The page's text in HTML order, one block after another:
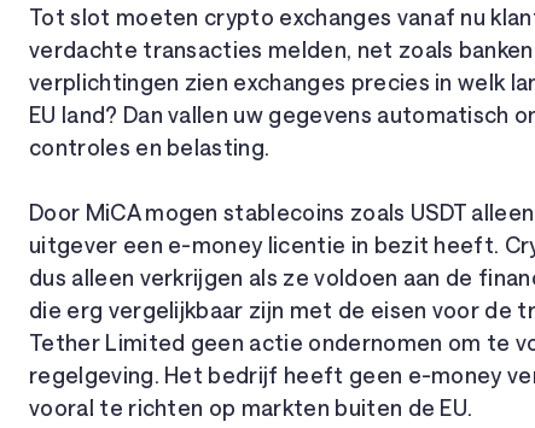
Tot slot moeten crypto exchanges vanaf nu
verdachte transacties melden, net zoals
verplichtingen zien exchanges precies in welk
EU land? Dan vallen uw gegevens automatisch
controles en belasting.
Door MiCA mogen stablecoins zoals USDT
uitgever een e-money licentie in bezit heeft.
dus alleen verkrijgen als ze voldoen aan de
die erg vergelijkbaar zijn met de eisen voor de
Tether Limited geen actie ondernomen om te
regelgeving. Het bedrijf heeft geen e-money
vooral te richten op markten buiten de EU.